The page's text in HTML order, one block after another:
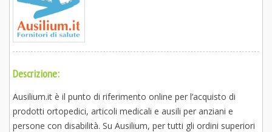
Descrizione:
Ausilium.it è il punto di riferimento online per l’acquisto di
prodotti ortopedici, articoli medicali e ausili per anziani e
persone con disabilità. Su Ausilium, per tutti gli ordini superiori